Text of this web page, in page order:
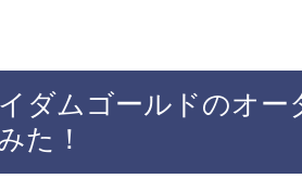
ダムゴールドのオー
た！